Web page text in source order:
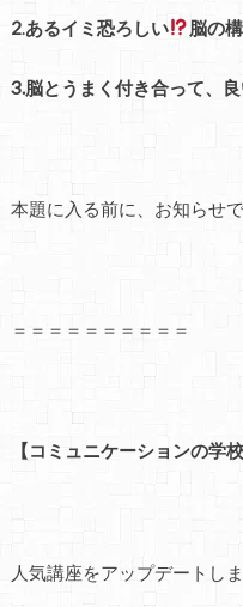
2. あるイミ恐ろしい 脳の
3.脳とうまく付き合って、
本題に入る前に、お知らせ
＝＝＝＝＝＝＝＝＝＝
【コミュニケーションの学
人気講座をアップデートし